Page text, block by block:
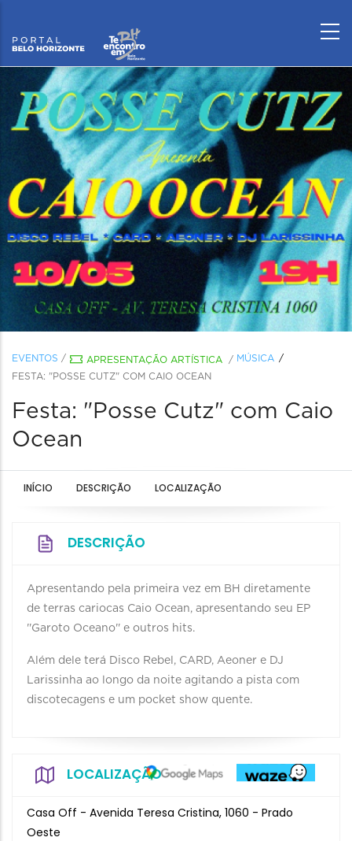
EVENTOS / APRESENTAÇÃO ARTÍSTICA / MÚSICA
FESTA: "POSSE CUTZ" COM CAIO OCEAN
Festa: "Posse Cutz" com Caio
Ocean
INÍCIO DESCRIÇÃO LOCALIZAÇÃO
DESCRIÇÃO
Apresentando pela primeira vez em BH diretamente
de terras cariocas Caio Ocean, apresentando seu EP
''Garoto Oceano'' e outros hits.
Além dele terá Disco Rebel, CARD, Aeoner e DJ
Larissinha ao longo da noite agitando a pista com
discotecagens e um pocket show quente.
LOCALIZAÇÃO
Casa Off - Avenida Teresa Cristina, 1060 - Prado
Oeste